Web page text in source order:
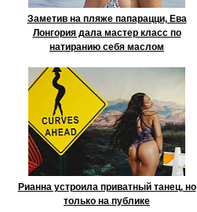
Заметив на пляже папарацци, Ева
Лонгория дала мастер класс по
натиранию себя маслом
Рианна устроила приватный танец, но
только на публике